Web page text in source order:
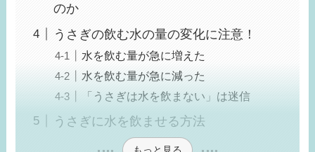
のか
うさぎの飲む水の量の変化に注意！
水を飲む量が急に増えた
水を飲む量が急に減った
「うさぎは水を飲まない」は迷信
うさぎに水を飲ませる方法